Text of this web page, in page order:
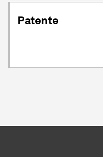
Patente